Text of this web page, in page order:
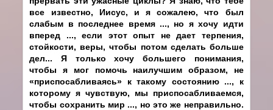
все известно, Иисус, и я сожалею, что был
слабым в последнее время ..., но я хочу идти
вперед ..., если этот опыт не дает терпения,
стойкости, веры, чтобы потом сделать больше
дел... Я только хочу большего понимания,
чтобы я мог помочь наилучшим образом, не
«приспосабливаясь» к такому состоянию ..., к
которому я чувствую, мы приспосабливаемся,
чтобы сохранить мир ..., но это же неправильно.